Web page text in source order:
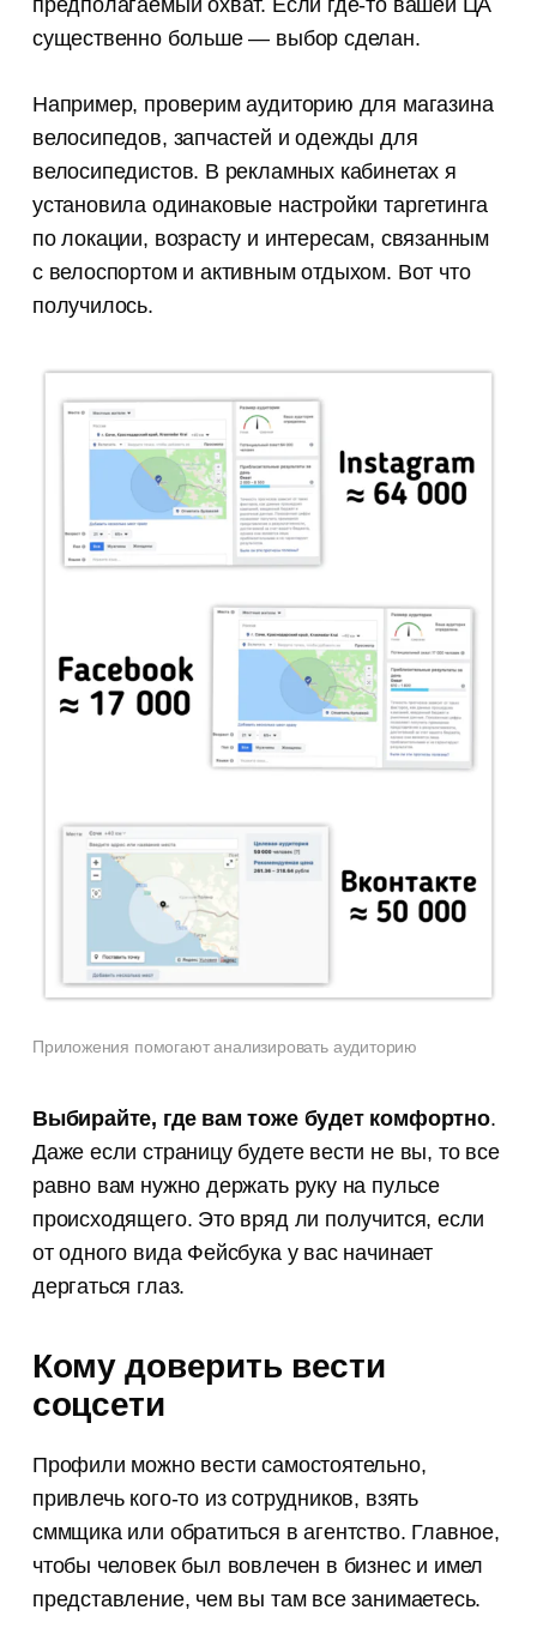
существенно больше — выбор сделан.
Например, проверим аудиторию для магазина
велосипедов, запчастей и одежды для
велосипедистов. В рекламных кабинетах я
установила одинаковые настройки таргетинга
по локации, возрасту и интересам, связанным
с велоспортом и активным отдыхом. Вот что
получилось.
Приложения помогают анализировать аудиторию
Выбирайте, где вам тоже будет комфортно.
Даже если страницу будете вести не вы, то все
равно вам нужно держать руку на пульсе
происходящего. Это вряд ли получится, если
от одного вида Фейсбука у вас начинает
дергаться глаз.
Кому доверить вести
соцсети
Профили можно вести самостоятельно,
привлечь кого-то из сотрудников, взять
сммщика или обратиться в агентство. Главное,
чтобы человек был вовлечен в бизнес и имел
представление, чем вы там все занимаетесь.